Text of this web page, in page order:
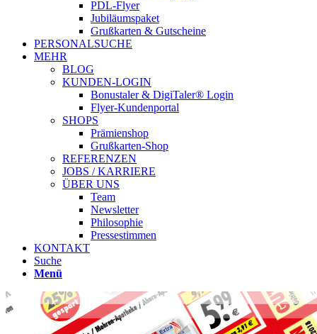
PDL-Flyer
Jubiläumspaket
Grußkarten & Gutscheine
PERSONALSUCHE
MEHR
BLOG
KUNDEN-LOGIN
Bonustaler & DigiTaler® Login
Flyer-Kundenportal
SHOPS
Prämienshop
Grußkarten-Shop
REFERENZEN
JOBS / KARRIERE
ÜBER UNS
Team
Newsletter
Philosophie
Pressestimmen
KONTAKT
Suche
Menü